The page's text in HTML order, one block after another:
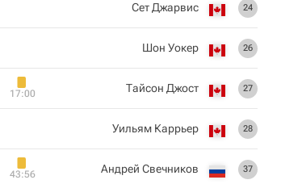
24
Сет Джарвис
26
Шон Уокер
27
Тайсон Джост
17:00
28
Уильям Каррьер
37
Андрей Свечников
43:56